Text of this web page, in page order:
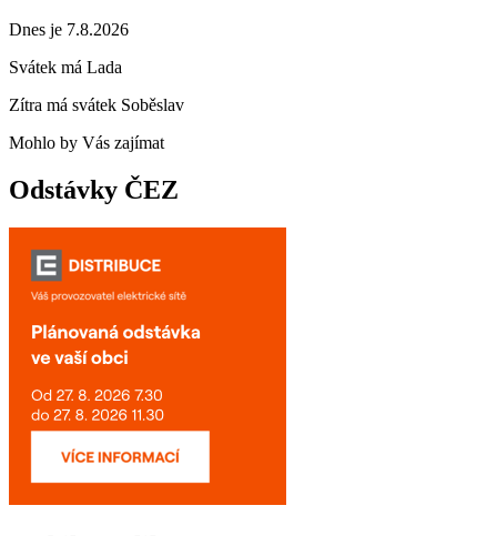
Dnes je 7.8.2026
Svátek má Lada
Zítra má svátek Soběslav
Mohlo by Vás zajímat
Odstávky ČEZ